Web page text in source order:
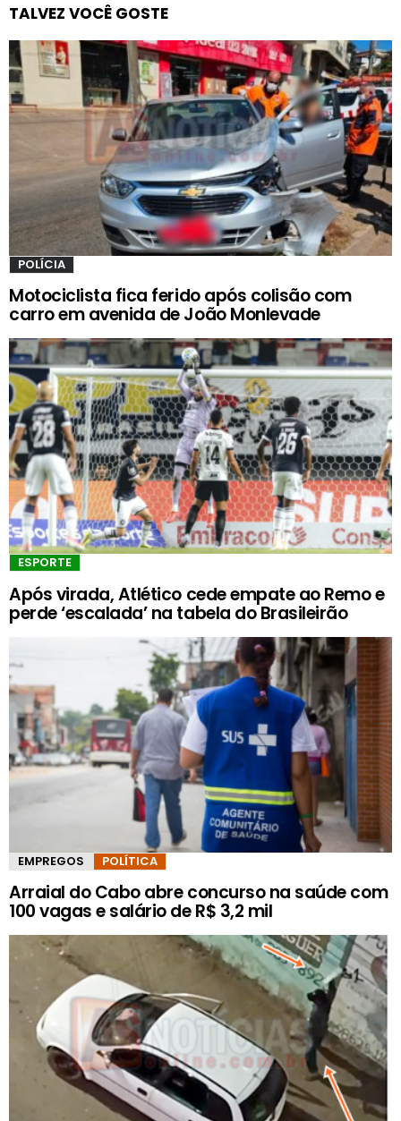
TALVEZ VOCÊ GOSTE
POLÍCIA
Motociclista fica ferido após colisão com
carro em avenida de João Monlevade
ESPORTE
Após virada, Atlético cede empate ao Remo e
perde ‘escalada’ na tabela do Brasileirão
EMPREGOS POLÍTICA
Arraial do Cabo abre concurso na saúde com
100 vagas e salário de R$ 3,2 mil